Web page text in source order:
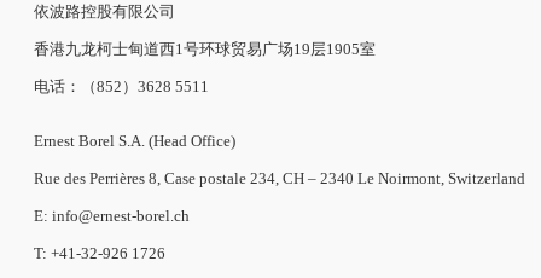
依波路控股有限公司
香港九龙柯士甸道西1号环球贸易广场19层1905室
电话：（852）3628 5511
Ernest Borel S.A. (Head Office)
Rue des Perrières 8, Case postale 234, CH – 2340 Le Noirmont, Switzerland
E: info@ernest-borel.ch
T: +41-32-926 1726